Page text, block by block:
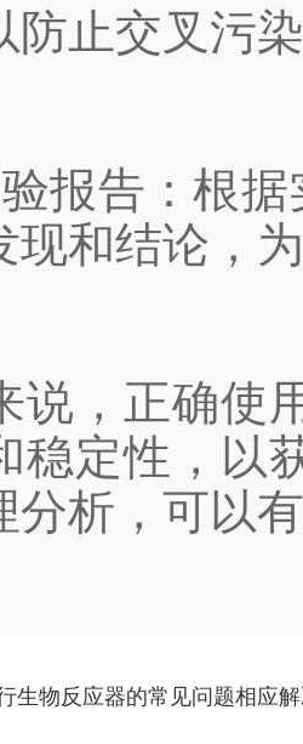
防止交叉污
告：根据
现和结论，
正确使用
稳定性，以
分析，可以
生物反应器的常见问题相应